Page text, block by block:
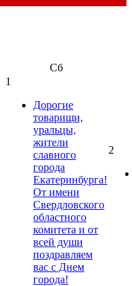
Сб
1
Дорогие
товарищи,
уральцы,
жители
славного
города
Екатеринбурга!
От имени
Свердловского
областного
комитета и от
всей души
поздравляем
вас с Днем
города!
2